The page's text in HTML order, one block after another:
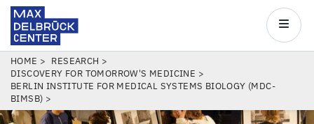
Skip
main
content
Center
Main
BREADCRUMB
HOME
RESEARCH
DISCOVERY FOR TOMORROW'S MEDICINE
BERLIN INSTITUTE FOR MEDICAL SYSTEMS BIOLOGY (MDC-
BIMSB)